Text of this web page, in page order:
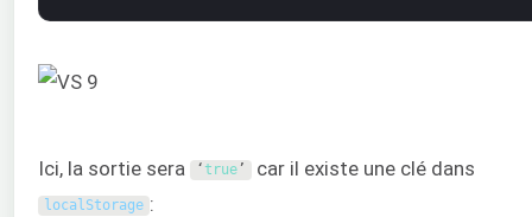
Ici, la sortie sera ‘true’ car il existe une clé dans
localStorage :